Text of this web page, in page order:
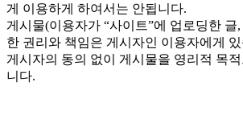
게 이용하게 하여서는 안됩니다.
게시물(이용자가 “사이트”에 업로딩한 글
한 권리와 책임은 게시자인 이용자에게
게시자의 동의 없이 게시물을 영리적 목
니다.